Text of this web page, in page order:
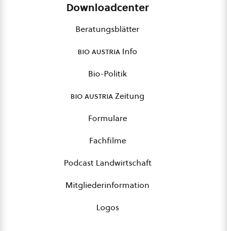
Downloadcenter
Beratungsblätter
bio austria Info
Bio-Politik
bio austriaZeitung
Formulare
Fachfilme
Podcast Landwirtschaft
Mitgliederinformation
Logos